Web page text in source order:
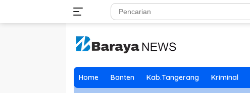
Home Banten Kab.Tangerang Kriminal